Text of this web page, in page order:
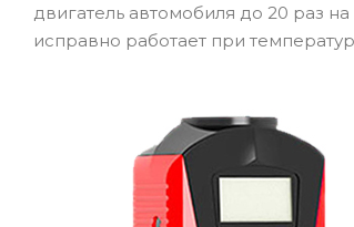
двигатель автомобиля до 20 раз
исправно работает при